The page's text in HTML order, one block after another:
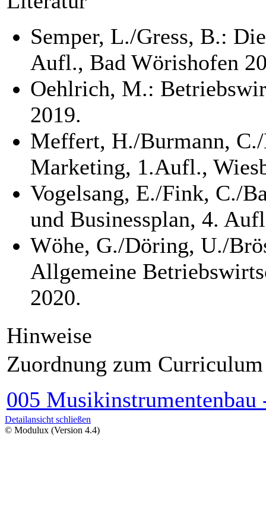
Semper, L./Gress, B.:
Aufl., Bad Wörishofen
Oehlrich, M.:
2019.
Meffert, H./Burmann,
Marketing, 1.Aufl.,
Vogelsang, E./Fink, C./
und Businessplan, 4.
Wöhe, G./Döring, U./
Allgemeine
2020.
Hinweise
Zuordnung zum Curriculum
005
Detailansicht schließen
© Modulux (Version 4.4)